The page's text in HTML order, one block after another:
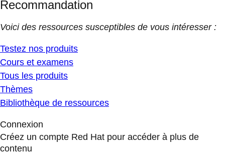
Recommandation
Voici des ressources susceptibles de vous intéresser :
Testez nos produits
Cours et examens
Tous les produits
Thèmes
Bibliothèque de ressources
Connexion
Créez un compte Red Hat pour accéder à plus de
contenu